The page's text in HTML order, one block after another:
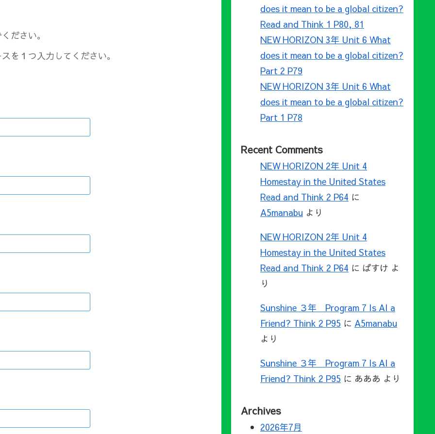
ださい。
を１つ入力してください。
does it mean to be a global citizen?
Read and Think 1 P80, 81
NEW HORIZON 3年 Unit 6 What
does it mean to be a global citizen?
Part 2 P79
NEW HORIZON 3年 Unit 6 What
does it mean to be a global citizen?
Part 1 P78
Recent Comments
NEW HORIZON 2年 Unit 4
Homestay in the United States
Read and Think 2 P64 に
A5manabu より
NEW HORIZON 2年 Unit 4
Homestay in the United States
Read and Think 2 P64 に ばすけ よ
り
Sunshine ３年 Program 7 Is AI a
Friend? Think 2 P95 に A5manabu
より
Sunshine ３年 Program 7 Is AI a
Friend? Think 2 P95 に あああ より
Archives
2026年7月